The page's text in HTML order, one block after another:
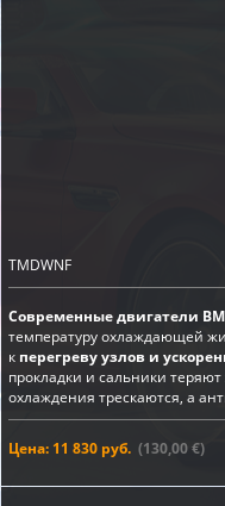
TMDWNF
Современные двигатели
температуру охлаждающей
к перегреву узлов и
прокладки и сальники
охлаждения трескаются, а
Цена: 11 830 руб. (130,00 €)